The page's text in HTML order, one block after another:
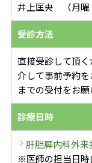
井上匡央 （月曜
受診方法
直接受診して頂
介して事前予約
までの受付をお願
診療日時
肝胆膵内科外
※医師の担当日時